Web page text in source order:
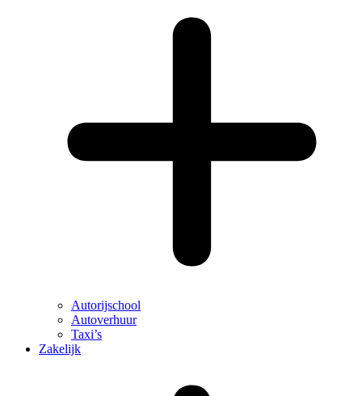
Autorijschool
Autoverhuur
Taxi’s
Zakelijk